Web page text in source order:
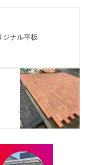
ジナル平板